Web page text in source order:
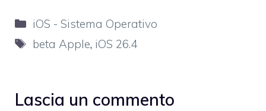
Categorie
iOS - Sistema Operativo
Tag
beta Apple, iOS 26.4
Lascia un commento